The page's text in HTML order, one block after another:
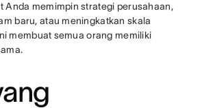
Anda memimpin strategi perusahaan,
baru, atau meningkatkan skala
membuat semua orang memiliki